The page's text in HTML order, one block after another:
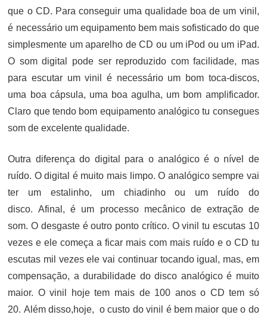
que o CD. Para conseguir uma qualidade boa de um vinil,
é necessário um equipamento bem mais sofisticado do que
simplesmente um aparelho de CD ou um iPod ou um iPad.
O som digital pode ser reproduzido com facilidade, mas
para escutar um vinil é necessário um bom toca-discos,
uma boa cápsula, uma boa agulha, um bom amplificador.
Claro que tendo bom equipamento analógico tu consegues
som de excelente qualidade.
Outra diferença do digital para o analógico é o nível de
ruído. O digital é muito mais limpo. O analógico sempre vai
ter um estalinho, um chiadinho ou um ruído do
disco. Afinal, é um processo mecânico de extração de
som. O desgaste é outro ponto crítico. O vinil tu escutas 10
vezes e ele começa a ficar mais com mais ruído e o CD tu
escutas mil vezes ele vai continuar tocando igual, mas, em
compensação, a durabilidade do disco analógico é muito
maior. O vinil hoje tem mais de 100 anos o CD tem só
20. Além disso,hoje, o custo do vinil é bem maior que o do